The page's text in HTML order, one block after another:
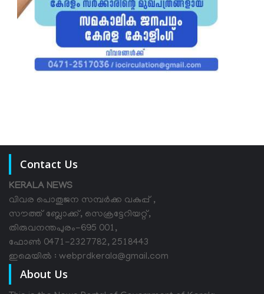
Contact Us
KERALA NEWS
വിവര പൊതുജന സമ്പര്‍ക്ക വകുപ്പ് ,
സൗത്ത് ബ്ലോക്ക്, സെക്രട്ടേറിയറ്റ്,
തിരുവനന്തപുരം-695 001,
ഫോൺ 0471-2327782, 2518443
ഇമെയിൽ : webprdkerala@gmail.com
About Us